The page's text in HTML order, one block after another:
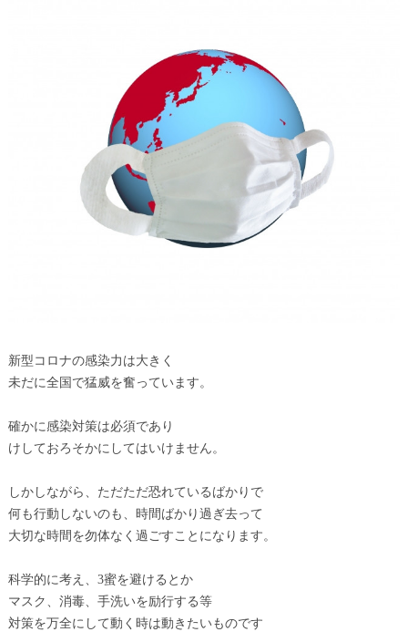
新型コロナの感染力は大きく
未だに全国で猛威を奮っています。
確かに感染対策は必須であり
けしておろそかにしてはいけません。
しかしながら、ただただ恐れているばかりで
何も行動しないのも、時間ばかり過ぎ去って
大切な時間を勿体なく過ごすことになります。
科学的に考え、3蜜を避けるとか
マスク、消毒、手洗いを励行する等
対策を万全にして動く時は動きたいものです